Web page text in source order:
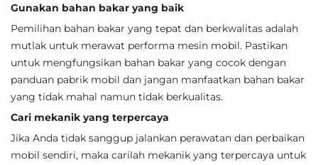
Gunakan bahan bakar yang baik
Pemilihan bahan bakar yang tepat dan berkwalitas adalah
mutlak untuk merawat performa mesin mobil. Pastikan
untuk mengfungsikan bahan bakar yang cocok dengan
panduan pabrik mobil dan jangan manfaatkan bahan bakar
yang tidak mahal namun tidak berkualitas.
Cari mekanik yang terpercaya
Jika Anda tidak sanggup jalankan perawatan dan perbaikan
mobil sendiri, maka carilah mekanik yang terpercaya untuk